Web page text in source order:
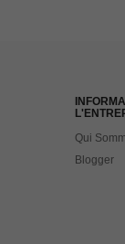
Qui
Blogger